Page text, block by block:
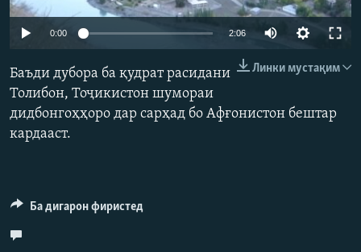
ГУЗОРИШҲОИ РАДИОӢ
Русский
ПАЙГИРӢ КУНЕД
Auto 240p 360p
0:00 2:06
480p
Линки мустақим
Баъди дубора ба қудрат расидани
Толибон, Тоҷикистон шумораи
дидбонгоҳҳоро дар сарҳад бо Афғонистон бештар
кардааст.
Ба дигарон фиристед